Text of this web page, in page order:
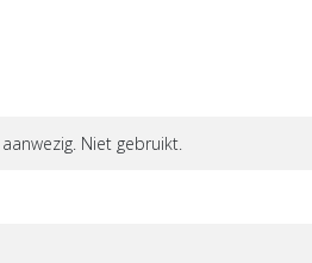
Niet gebruikt.